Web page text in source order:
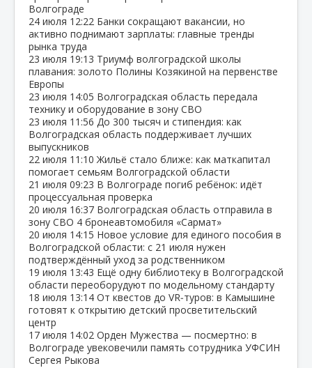
Волгограде
24 июля 12:22 Банки сокращают вакансии, но
активно поднимают зарплаты: главные тренды
рынка труда
23 июля 19:13 Триумф волгоградской школы
плавания: золото Полины Козякиной на первенстве
Европы
23 июля 14:05 Волгоградская область передала
технику и оборудование в зону СВО
23 июля 11:56 До 300 тысяч и стипендия: как
Волгоградская область поддерживает лучших
выпускников
22 июля 11:10 Жильё стало ближе: как маткапитал
помогает семьям Волгоградской области
21 июля 09:23 В Волгограде погиб ребёнок: идёт
процессуальная проверка
20 июля 16:37 Волгоградская область отправила в
зону СВО 4 бронеавтомобиля «Сармат»
20 июля 14:15 Новое условие для единого пособия в
Волгоградской области: с 21 июля нужен
подтверждённый уход за родственником
19 июля 13:43 Ещё одну библиотеку в Волгоградской
области переоборудуют по модельному стандарту
18 июля 13:14 От квестов до VR‑туров: в Камышине
готовят к открытию детский просветительский
центр
17 июля 14:02 Орден Мужества — посмертно: в
Волгограде увековечили память сотрудника УФСИН
Сергея Рыкова